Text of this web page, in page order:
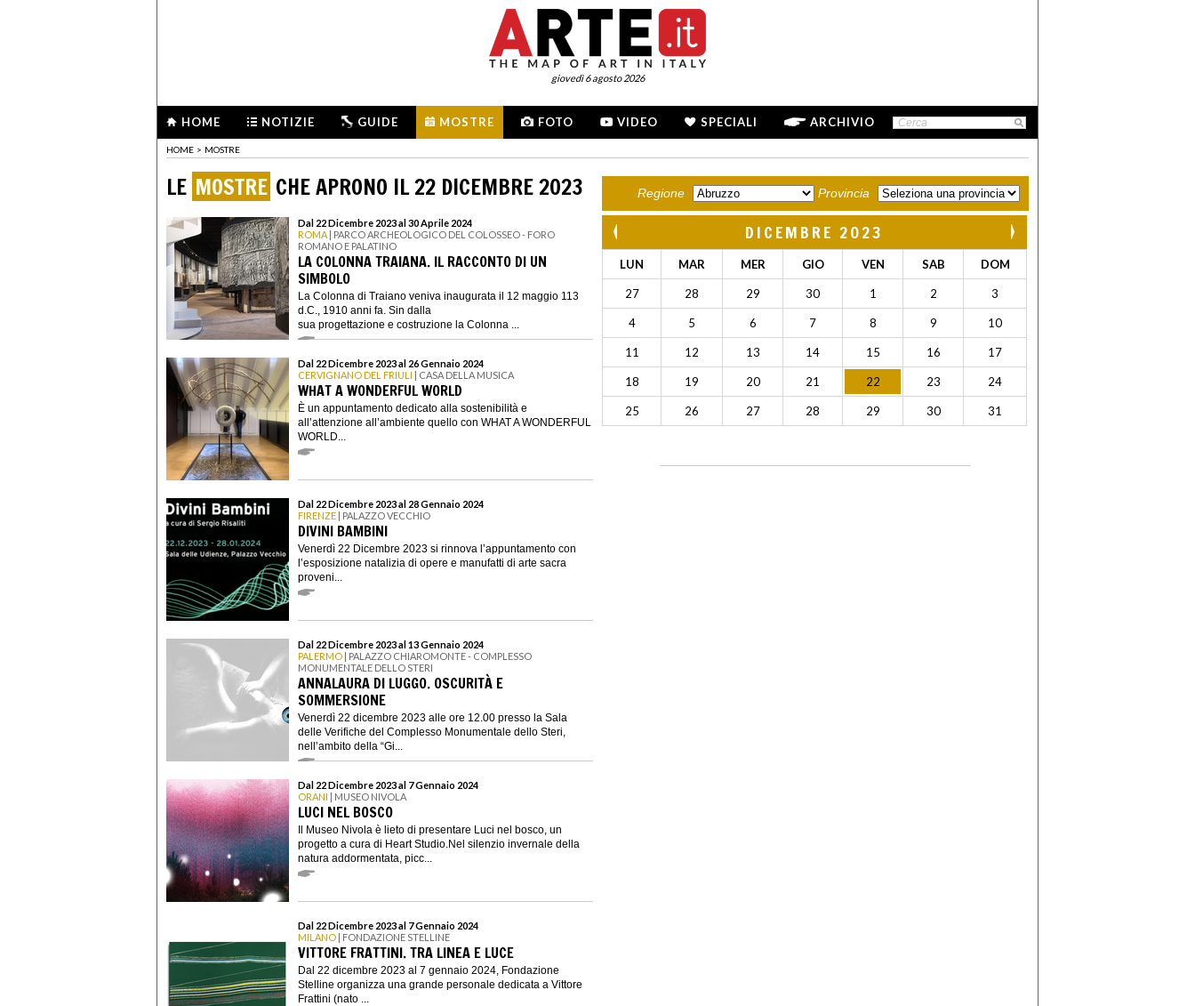
giovedì 6 agosto 2026
HOME NOTIZIE GUIDE MOSTRE FOTO VIDEO SPECIALI ARCHIVIO
HOME > MOSTRE
LE MOSTRE CHE APRONO IL 22 DICEMBRE 2023
Dal 22 Dicembre 2023 al 30 Aprile 2024
ROMA | PARCO ARCHEOLOGICO DEL COLOSSEO - FORO
ROMANO E PALATINO
LA COLONNA TRAIANA. IL RACCONTO DI UN
SIMBOLO
La Colonna di Traiano veniva inaugurata il 12 maggio 113
d.C., 1910 anni fa. Sin dalla
sua progettazione e costruzione la Colonna ...
Dal 22 Dicembre 2023 al 26 Gennaio 2024
CERVIGNANO DEL FRIULI | CASA DELLA MUSICA
WHAT A WONDERFUL WORLD
È un appuntamento dedicato alla sostenibilità e
all’attenzione all’ambiente quello con WHAT A WONDERFUL
WORLD...
Dal 22 Dicembre 2023 al 28 Gennaio 2024
FIRENZE | PALAZZO VECCHIO
DIVINI BAMBINI
Venerdì 22 Dicembre 2023 si rinnova l’appuntamento con
l’esposizione natalizia di opere e manufatti di arte sacra
proveni...
Dal 22 Dicembre 2023 al 13 Gennaio 2024
PALERMO | PALAZZO CHIAROMONTE - COMPLESSO
MONUMENTALE DELLO STERI
ANNALAURA DI LUGGO. OSCURITÀ E
SOMMERSIONE
Venerdì 22 dicembre 2023 alle ore 12.00 presso la Sala
delle Verifiche del Complesso Monumentale dello Steri,
nell’ambito della “Gi...
Dal 22 Dicembre 2023 al 7 Gennaio 2024
ORANI | MUSEO NIVOLA
LUCI NEL BOSCO
Il Museo Nivola è lieto di presentare Luci nel bosco, un
progetto a cura di Heart Studio.Nel silenzio invernale della
natura addormentata, picc...
Dal 22 Dicembre 2023 al 7 Gennaio 2024
MILANO | FONDAZIONE STELLINE
VITTORE FRATTINI. TRA LINEA E LUCE
Dal 22 dicembre 2023 al 7 gennaio 2024, Fondazione
Stelline organizza una grande personale dedicata a Vittore
Frattini (nato ...
Regione Provincia
DICEMBRE 2023
LUN MAR MER GIO VEN SAB DOM
27 28 29 30 1 2 3
4 5 6 7 8 9 10
11 12 13 14 15 16 17
18 19 20 21 22 23 24
25 26 27 28 29 30 31